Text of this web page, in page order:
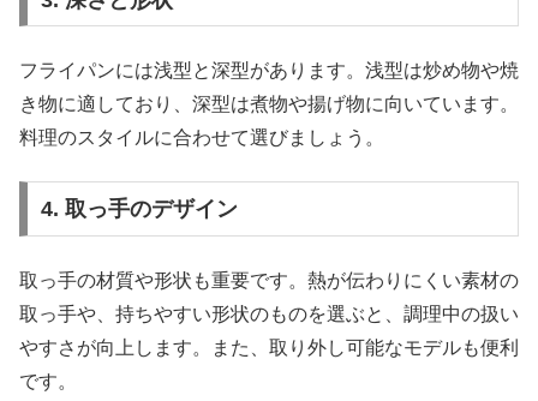
フライパンには浅型と深型があります。浅型は炒め物や焼
き物に適しており、深型は煮物や揚げ物に向いています。
料理のスタイルに合わせて選びましょう。
4. 取っ手のデザイン
取っ手の材質や形状も重要です。熱が伝わりにくい素材の
取っ手や、持ちやすい形状のものを選ぶと、調理中の扱い
やすさが向上します。また、取り外し可能なモデルも便利
です。